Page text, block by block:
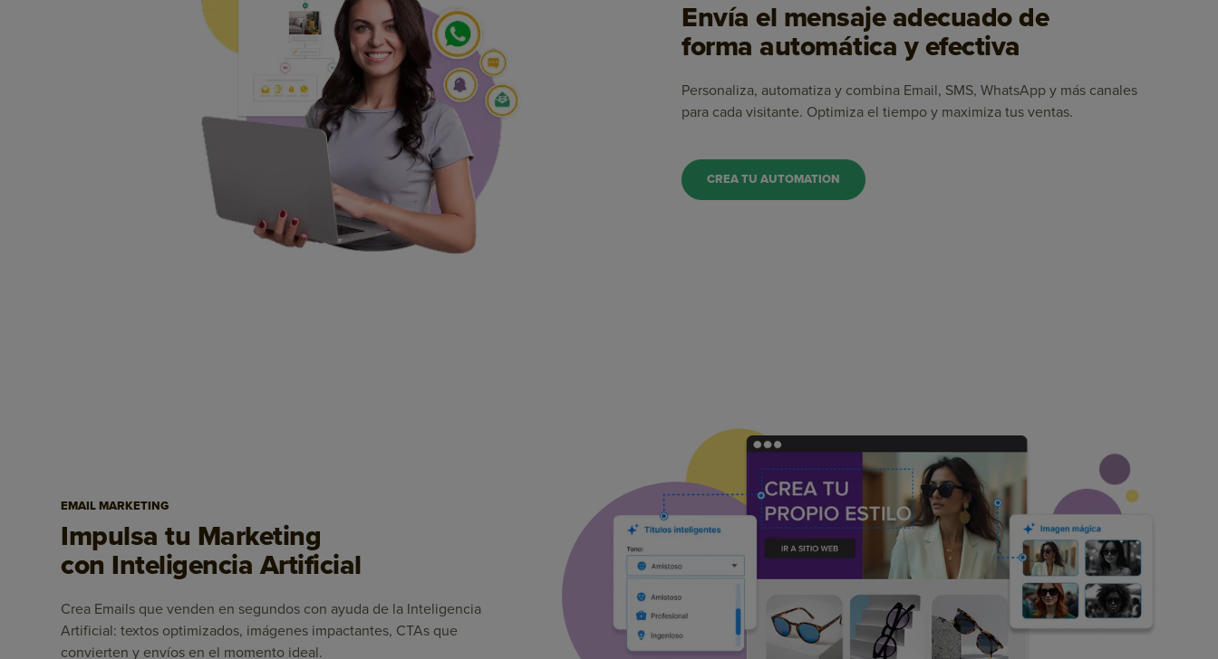
Envía el mensaje adecuado de
forma automática y efectiva
Personaliza, automatiza y combina Email, SMS, WhatsApp y más canales
para cada visitante. Optimiza el tiempo y maximiza tus ventas.
CREA TU AUTOMATION
EMAIL MARKETING
Impulsa tu Marketing
con Inteligencia Artificial
Crea Emails que venden en segundos con ayuda de la Inteligencia
Artificial: textos optimizados, imágenes impactantes, CTAs que
convierten y envíos en el momento ideal.